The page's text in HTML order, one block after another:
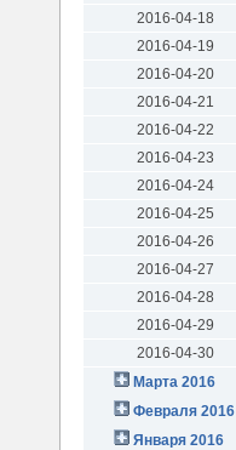
2016-04-18
2016-04-19
2016-04-20
2016-04-21
2016-04-22
2016-04-23
2016-04-24
2016-04-25
2016-04-26
2016-04-27
2016-04-28
2016-04-29
2016-04-30
Марта 2016
Февраля 2016
Января 2016